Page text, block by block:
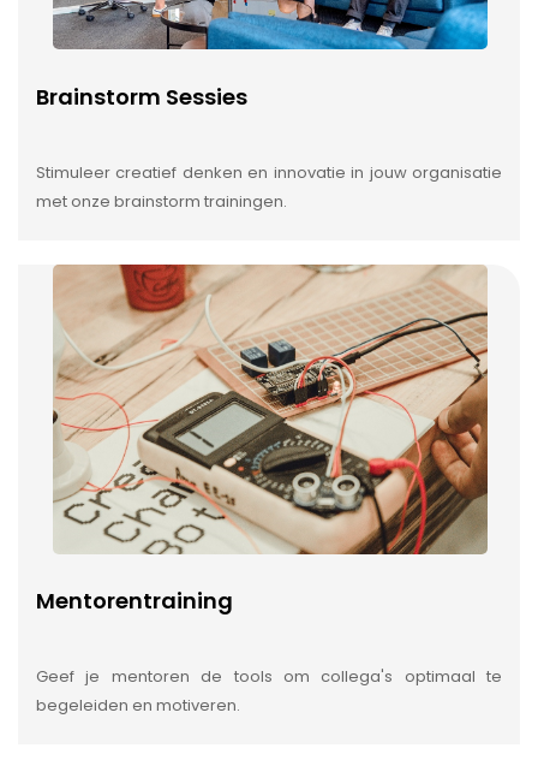
Brainstorm Sessies
Stimuleer creatief denken en innovatie in jouw organisatie
met onze brainstorm trainingen.
Mentorentraining
Geef je mentoren de tools om collega's optimaal te
begeleiden en motiveren.